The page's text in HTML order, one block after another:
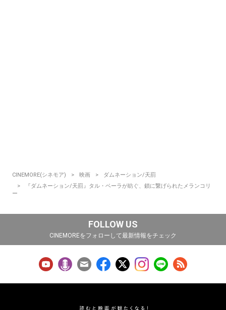
CINEMORE(シネモア) 映画
ダムネーション/天罰
『ダムネーション/天罰』タル・ベーラが紡ぐ、鎖に繋げられたメランコリ
ー
FOLLOW US
CINEMOREをフォローして最新情報をチェック